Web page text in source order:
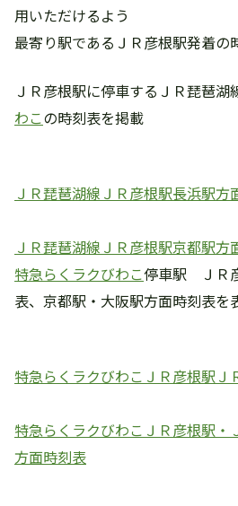
用いただけるよう
最寄り駅であるＪＲ彦根駅発着の
ＪＲ彦根駅に停車するＪＲ琵琶湖
わこの時刻表を掲載
ＪＲ琵琶湖線ＪＲ彦根駅長浜駅方
ＪＲ琵琶湖線ＪＲ彦根駅京都駅方
特急らくラクびわこ停車駅 ＪＲ
表、京都駅・大阪駅方面時刻表を
特急らくラクびわこＪＲ彦根駅Ｊ
特急らくラクびわこＪＲ彦根駅・
方面時刻表